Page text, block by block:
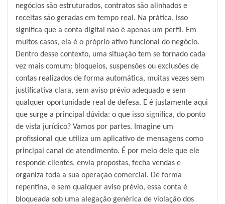
negócios são estruturados, contratos são alinhados e
receitas são geradas em tempo real. Na prática, isso
significa que a conta digital não é apenas um perfil. Em
muitos casos, ela é o próprio ativo funcional do negócio.
Dentro desse contexto, uma situação tem se tornado cada
vez mais comum: bloqueios, suspensões ou exclusões de
contas realizados de forma automática, muitas vezes sem
justificativa clara, sem aviso prévio adequado e sem
qualquer oportunidade real de defesa. E é justamente aqui
que surge a principal dúvida: o que isso significa, do ponto
de vista jurídico? Vamos por partes. Imagine um
profissional que utiliza um aplicativo de mensagens como
principal canal de atendimento. É por meio dele que ele
responde clientes, envia propostas, fecha vendas e
organiza toda a sua operação comercial. De forma
repentina, e sem qualquer aviso prévio, essa conta é
bloqueada sob uma alegação genérica de violação dos